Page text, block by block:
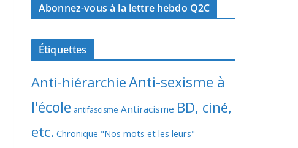
Abonnez-vous à la lettre hebdo Q2C
Étiquettes
Anti-hiérarchieAnti-sexisme à
l'école antifascisme Antiracisme BD, ciné,
etc. Chronique "Nos mots et les leurs"